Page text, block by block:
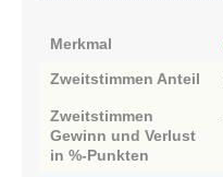
Merkmal
Zweitstimmen Anteil
Zweitstimmen
Gewinn und Verlust
in %-Punkten